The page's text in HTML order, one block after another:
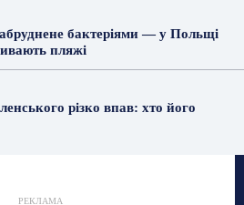
бактеріями — у Польщі
пляжі
різко впав: хто його
РЕКЛАМА